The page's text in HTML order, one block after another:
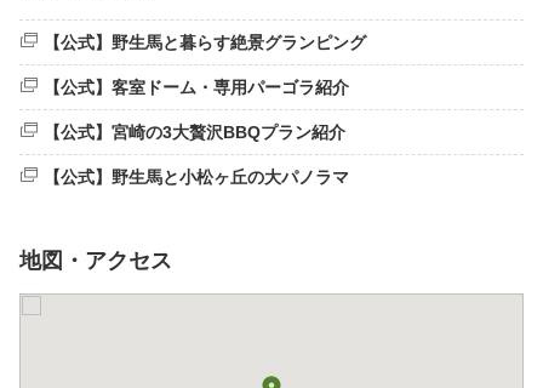
【公式】野生馬と暮らす絶景グランピング
【公式】客室ドーム・専用パーゴラ紹介
【公式】宮崎の3大贅沢BBQプラン紹介
【公式】野生馬と小松ヶ丘の大パノラマ
地図・アクセス